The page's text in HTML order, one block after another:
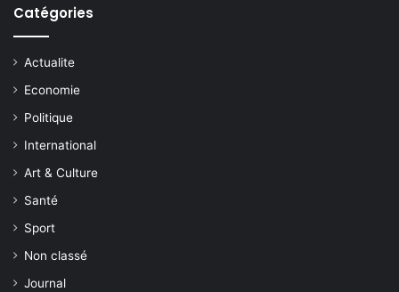
Catégories
Actualite
Economie
Politique
International
Art & Culture
Santé
Sport
Non classé
Journal